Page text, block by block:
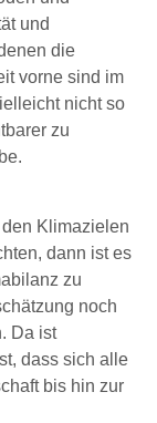
und
die
vorne sind im
nicht so
zu
Klimazielen
dann ist es
zu
noch
Da ist
dass sich alle
bis hin zur